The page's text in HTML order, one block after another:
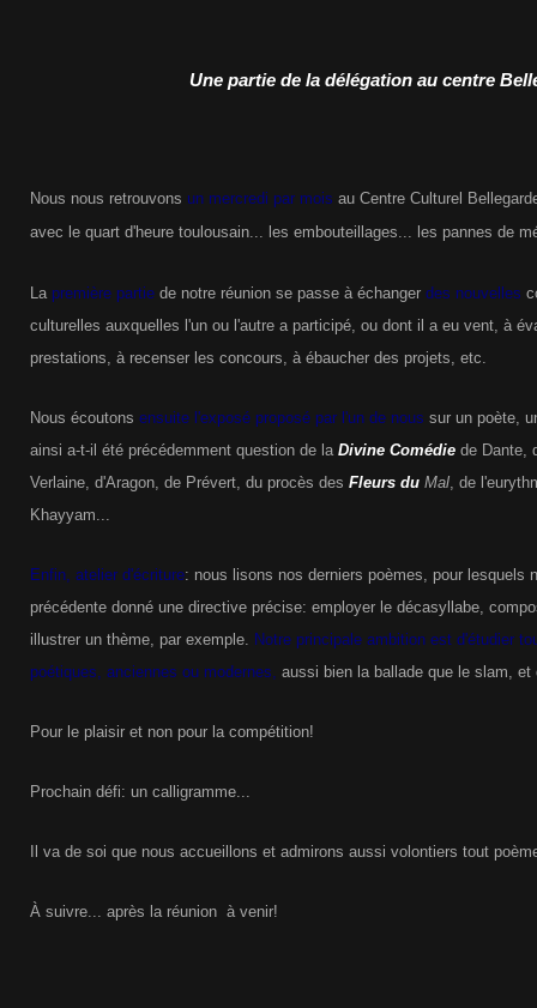
Une partie de la délégation au centre
Nous nous retrouvons un mercredi par mois au Centre Culturel
avec le quart d'heure toulousain... les embouteillages... les pannes de
La première partie de notre réunion se passe à échanger des nouvelles
culturelles auxquelles l'un ou l'autre a participé, ou dont il a eu vent, à
prestations, à recenser les concours, à ébaucher des projets, etc.
Nous écoutons ensuite l'exposé proposé par l'un de nous sur un poète,
ainsi a-t-il été précédemment question de la Divine Comédie de Dante,
Verlaine, d'Aragon, de Prévert, du procès des Fleurs du Mal, de
Khayyam...
Enfin, atelier d'écriture: nous lisons nos derniers poèmes, pour lesquels
précédente donné une directive précise: employer le décasyllabe,
illustrer un thème, par exemple. Notre principale ambition est d'étudier
poétiques, anciennes ou modernes, aussi bien la ballade que le slam, et
Pour le plaisir et non pour la compétition!
Prochain défi: un calligramme...
Il va de soi que nous accueillons et admirons aussi volontiers tout
À suivre... après la réunion à venir!